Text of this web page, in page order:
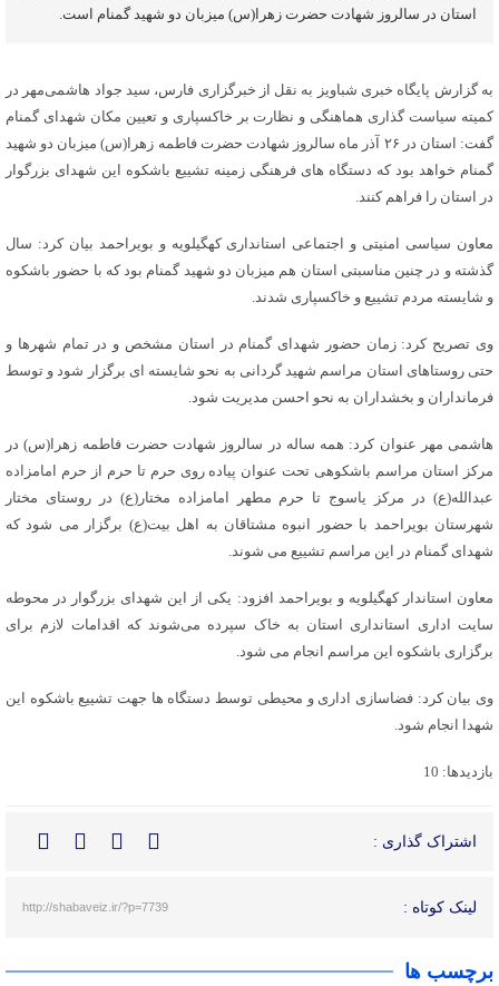
استان در سالروز شهادت حضرت زهرا(س) میزبان دو شهید گمنام است.
به گزارش پایگاه خبری شباویز به نقل از خبرگزاری فارس، سید جواد هاشمی‌مهر در
کمیته سیاست گذاری هماهنگی و نظارت بر خاکسپاری و تعیین مکان شهدای گمنام
گفت: استان در ۲۶ آذر ماه سالروز شهادت حضرت فاطمه زهرا(س) میزبان دو شهید
گمنام خواهد بود که دستگاه های فرهنگی زمینه تشییع باشکوه این شهدای بزرگوار
در استان را فراهم کنند.
معاون سیاسی امنیتی و اجتماعی استانداری کهگیلویه و بویراحمد بیان کرد: سال
گذشته و در چنین مناسبتی استان هم میزبان دو شهید گمنام بود که با حضور باشکوه
و شایسته مردم تشییع و خاکسپاری شدند.
وی تصریح کرد: زمان حضور شهدای گمنام در استان مشخص و در تمام شهرها و
حتی روستاهای استان مراسم شهید گردانی به نحو شایسته ای برگزار شود و توسط
فرمانداران و بخشداران به نحو احسن مدیریت شود.
هاشمی مهر عنوان کرد: همه ساله در سالروز شهادت حضرت فاطمه زهرا(س) در
مرکز استان مراسم باشکوهی تحت عنوان پیاده روی حرم تا حرم از حرم امامزاده
عبدالله(ع) در مرکز یاسوج تا حرم مطهر امامزاده مختار(ع) در روستای مختار
شهرستان بویراحمد با حضور انبوه مشتاقان به اهل بیت(ع) برگزار می شود که
شهدای گمنام در این مراسم تشییع می شوند.
معاون استاندار کهگیلویه و بویراحمد افزود: یکی از این شهدای بزرگوار در محوطه
سایت اداری استانداری استان به خاک سپرده می‌شوند که اقدامات لازم برای
برگزاری باشکوه این مراسم انجام می شود.
وی بیان کرد: فضاسازی اداری و محیطی توسط دستگاه ها جهت تشییع باشکوه این
شهدا انجام شود.
بازدیدها: 10
اشتراک گذاری :
لینک کوتاه : http://shabaveiz.ir/?p=7739
برچسب ها